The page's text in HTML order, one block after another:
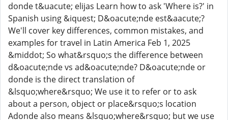
donde t&uacute; elijas Learn how to ask 'Where is?' in
Spanish using &iquest; D&oacute;nde est&aacute;?
We'll cover key differences, common mistakes, and
examples for travel in Latin America Feb 1, 2025
&middot; So what&rsquo;s the difference between
d&oacute;nde vs ad&oacute;nde? D&oacute;nde or
donde is the direct translation of
&lsquo;where&rsquo; We use it to refer or to ask
about a person, object or place&rsquo;s location
Adonde also means &lsquo;where&rsquo; but we use